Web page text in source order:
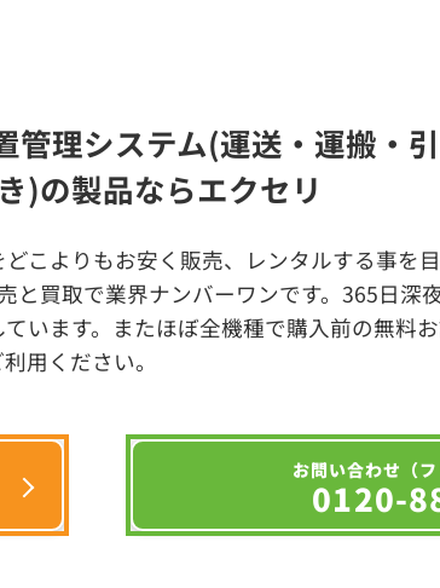
管理システム(運送・運搬・
)の製品ならエクセリ
こよりもお安く販売、レンタルする事を
買取で業界ナンバーワンです。365日深
います。またほぼ全機種で購入前の無料
用ください。
お問い合わせ（フ
0120-